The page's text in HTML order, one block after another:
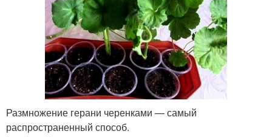
Размножение герани черенками — самый
распространенный способ.